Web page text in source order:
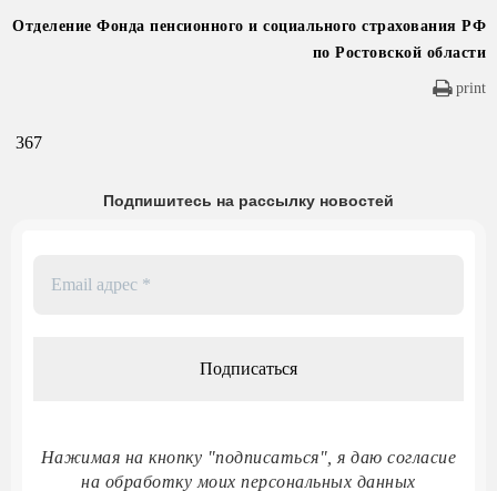
Отделение Фонда пенсионного и социального страхования РФ
по Ростовской области
print
367
Подпишитесь на рассылку новостей
Нажимая на кнопку "подписаться", я даю согласие
на обработку моих персональных данных